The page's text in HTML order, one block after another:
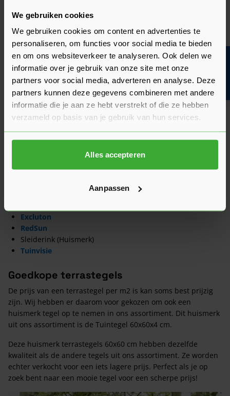
We gebruiken cookies
We gebruiken cookies om content en advertenties te
personaliseren, om functies voor social media te bieden
en om ons websiteverkeer te analyseren. Ook delen we
informatie over je gebruik van onze site met onze
partners voor social media, adverteren en analyse. Deze
partners kunnen deze gegevens combineren met andere
informatie die je aan ze hebt verstrekt of die ze hebben
verzameld op basis van je gebruik van hun services.
Alles accepteren
Aanpassen
voorbeelden van deze afmetingen zijn:
50x50
60x60
80x80
100x100
Ruim assortiment terrastegels
Omdat Sleiderink alleen de beste tegels wil leveren, hebben
wij een nauwkeurige schikking gemaakt. Onze terrastegels
zijn van de hoogste kwaliteit van verschillende leveranciers.
Dit zorgt ervoor dat je een ruime keuze hebt. Hierdoor leg jij
uiteindelijk altijd de best passendetuintegel
oprit of terras.
Wij bieden verschillende soorten terrastegels aan van de
Excluton
RedSun
Sleiderink (Huismerk)
Tuinvisie
Goedkope terrastegels
De prijs van een terrastegel per m2 is kan soms best prijzig
zijn. Wij hebben er daarom voor gekozen om ook een
huismerk tegel op te nemen in ons assortiment. Dit huismerk
uit ons assortiment is de Tuintegel 60x60x4 cm.
Deze huismerk terrastegels 60x60 cm hebben dezelfde
kwaliteit als de andere tegels uit ons assortiment. Ze worden
echter verkocht voor een iets lagere prijs. Perfect als je op
zoek bent naar een mooie tegel voor een scherpe prijs!